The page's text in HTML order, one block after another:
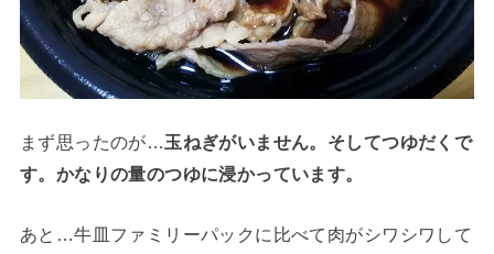
まず思ったのが…玉ねぎがいません。そしてつゆだくで
す。かなりの量のつゆに浸かっています。
あと…牛皿ファミリーパックに比べて肉がシワシワして